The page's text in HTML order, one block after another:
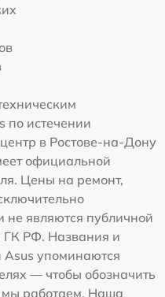
по истечении
в Ростове-на-Дону
официальной
Цены на ремонт,
не являются публичной
ГК РФ. Названия и
Asus упоминаются
— чтобы обозначить
мы работаем. Наша